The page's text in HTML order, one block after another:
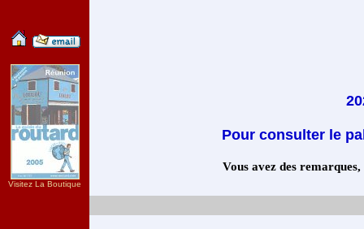
Visitez La Boutique
Pour consulter le
Vous avez des